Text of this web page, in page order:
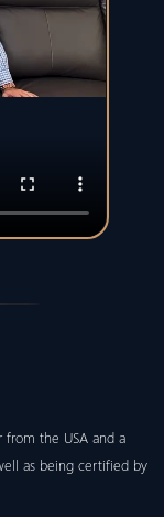
from the USA and a
as being certified by